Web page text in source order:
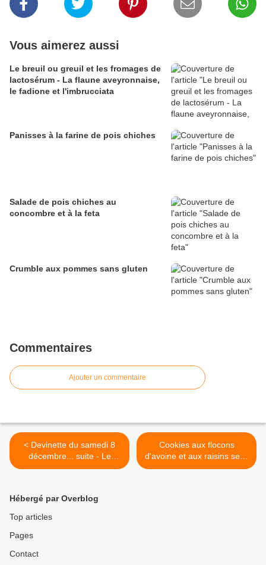
Vous aimerez aussi
Le breuil ou greuil et les fromages de
lactosérum - La flaune aveyronnaise,
le fadione et l'imbrucciata
Panisses à la farine de pois chiches
Salade de pois chiches au
concombre et à la feta
Crumble aux pommes sans gluten
Commentaires
Ajouter un commentaire
< Devinette du samedi 8
décembre... suite - Le
jacaranda et la dorure
Cookies aux flocons
d'avoine et aux raisins secs
(oatmeal raisin cookies) >
Hébergé par Overblog
Top articles
Pages
Contact